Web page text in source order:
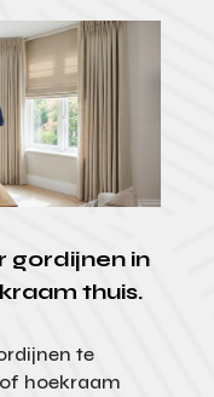
gordijnen in
thuis.
te
hoekraam